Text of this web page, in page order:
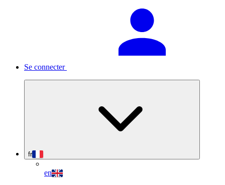
Se connecter
fr
en